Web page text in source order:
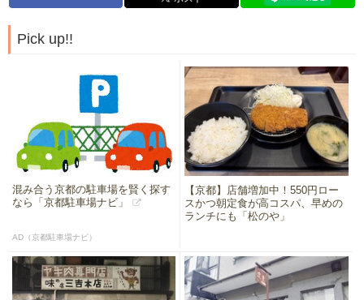
Pick up!!
混み合う京都の駐車場を賢く探す
なら「京都駐車場ナビ」
AD（京都駐車場ナビ）
【京都】店舗増加中！550円ロー
スかつ朝定食が高コスパ、早めの
ランチにも「松のや」